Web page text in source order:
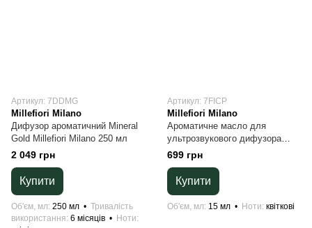
Артикул: 7DDMG
Millefiori Milano
Дифузор ароматичний Mineral
Gold Millefiori Milano 250 мл
2 049 грн
Купити
Об'єм, мл 250 мл
Тривалість
використання 6 місяців
Ноти
Артикул: 7FICP
Millefiori Milano
Ароматичне масло для
ультрозвукового дифузора
Crystal Petals Millefiori Milano
699 грн
Купити
Об'єм, мл 15 мл Ноти квіткові